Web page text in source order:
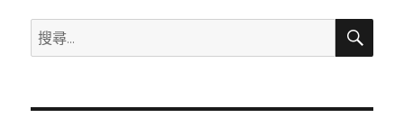
搜
尋
鍵
搜